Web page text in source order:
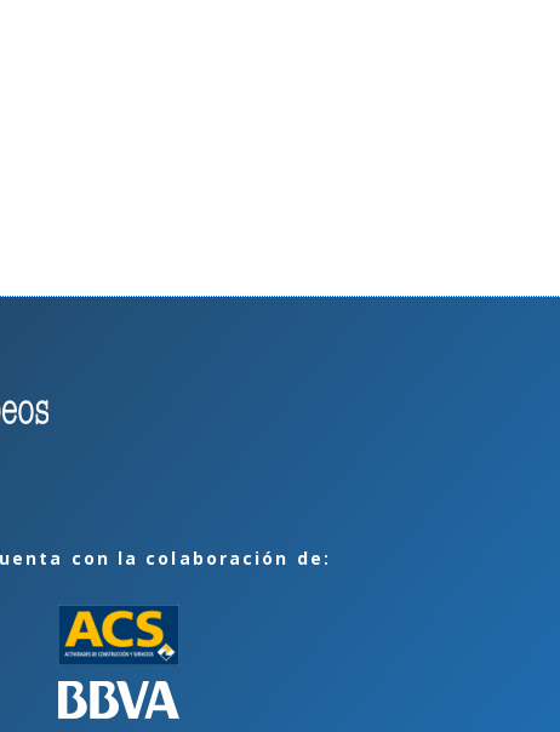
con la colaboración de: